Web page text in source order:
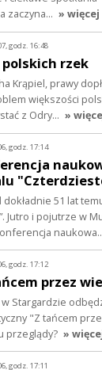
zaczyna… » więcej
godz. 16:48
polskich rzek
Krąpiel, prawy
większości
z Odry… »
godz. 17:14
dokładnie 51 lat
Jutro i pojutrze w
godz. 17:12
przez
w Stargardzie
"Z tańcem
przeglądy? »
godz. 17:11